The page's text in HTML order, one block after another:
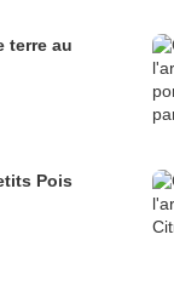
terre au
Pois